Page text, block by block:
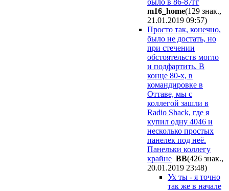
m16_home(129 знак.,
21.01.2019 09:57)
Просто так, конечно,
было не достать, но
при стечении
обстоятельств могло
и подфартить. В
конце 80-х, в
командировке в
Оттаве, мы с
коллегой зашли в
Radio Shack, где я
купил одну 4046 и
несколько простых
панелек под неё.
Панельки коллегу
крайне ВВ(426 знак.,
20.01.2019 23:48)
Ух ты - я точно
так же в начале